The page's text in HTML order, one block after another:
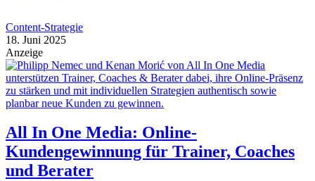
Content-Strategie
18. Juni 2025
Anzeige
All In One Media: Online-
Kundengewinnung für Trainer, Coaches
und Berater